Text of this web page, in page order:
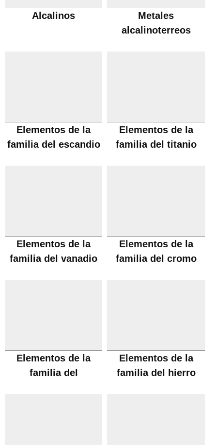
Alcalinos
Metales
alcalinoterreos
Elementos de la
familia del escandio
Elementos de la
familia del titanio
Elementos de la
familia del vanadio
Elementos de la
familia del cromo
Elementos de la
familia del
Elementos de la
familia del hierro